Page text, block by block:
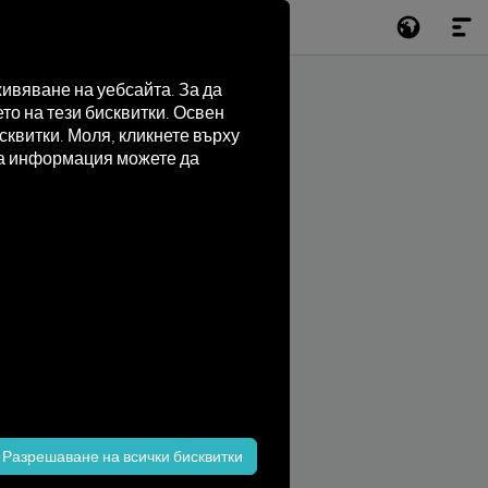
на уебсайта. За да
на тези бисквитки. Освен
Моля, кликнете върху
информация можете да
Разрешаване на всички бисквитки